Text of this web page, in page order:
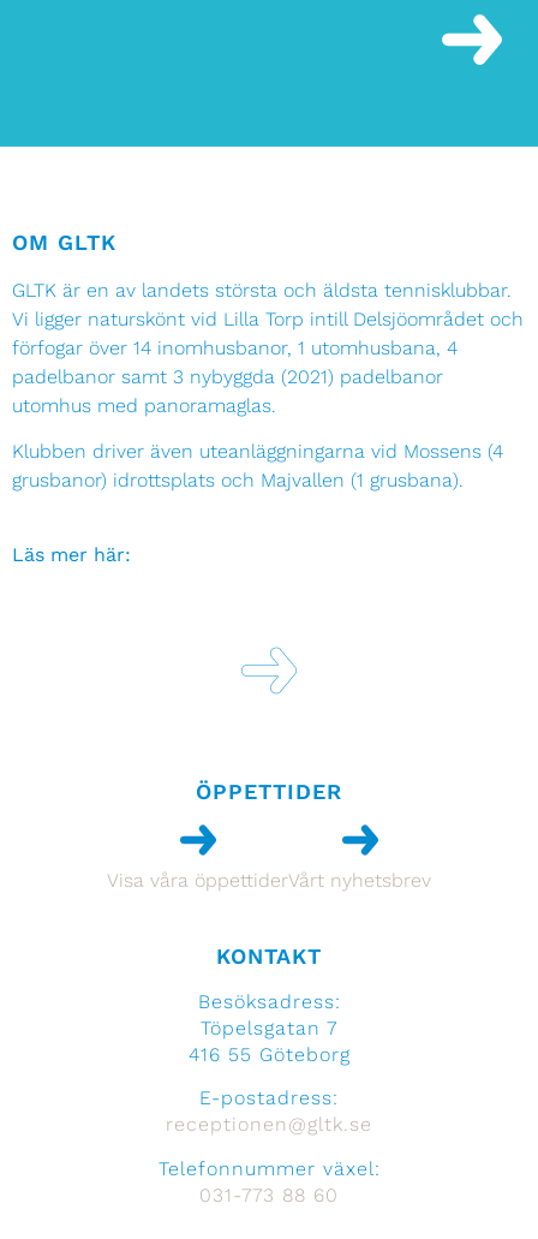
OM GLTK
GLTK är en av landets största och äldsta tennisklubbar.
Vi ligger naturskönt vid Lilla Torp intill Delsjöområdet och
förfogar över 14 inomhusbanor, 1 utomhusbana, 4
padelbanor samt 3 nybyggda (2021) padelbanor
utomhus med panoramaglas.
Klubben driver även uteanläggningarna vid Mossens (4
grusbanor) idrottsplats och Majvallen (1 grusbana).
Läs mer här:
ÖPPETTIDER
Visa våra öppettiderVårt nyhetsbrev
KONTAKT
Besöksadress:
Töpelsgatan 7
416 55 Göteborg
E-postadress:
receptionen@gltk.se
Telefonnummer växel:
031-773 88 60